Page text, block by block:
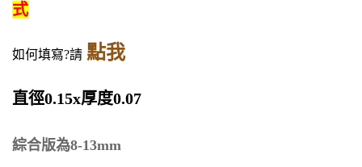
式
如何填寫?請 點我
直徑0.15x厚度0.07
綜合版為8-13mm